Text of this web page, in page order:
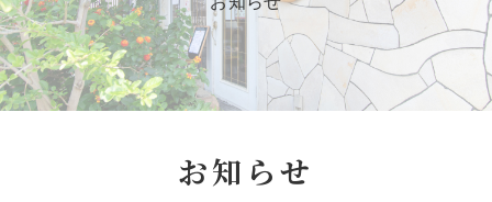
お知らせ